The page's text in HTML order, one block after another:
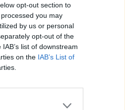
opt-out section to
you may
by us or personal
opt-out of the
list of downstream
on the IAB’s List of